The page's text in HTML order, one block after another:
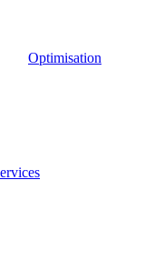
Optimisation